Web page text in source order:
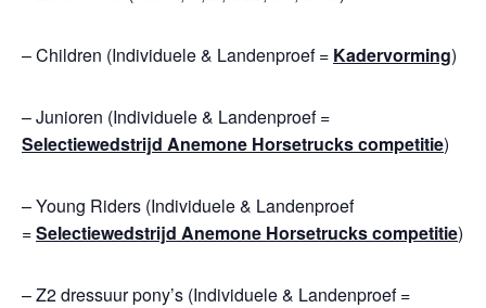
– Children (Individuele & Landenproef = Kadervorming)
– Junioren (Individuele & Landenproef =
Selectiewedstrijd Anemone Horsetrucks competitie)
– Young Riders (Individuele & Landenproef
=Selectiewedstrijd Anemone Horsetrucks competitie)
– Z2 dressuur pony’s (Individuele & Landenproef =